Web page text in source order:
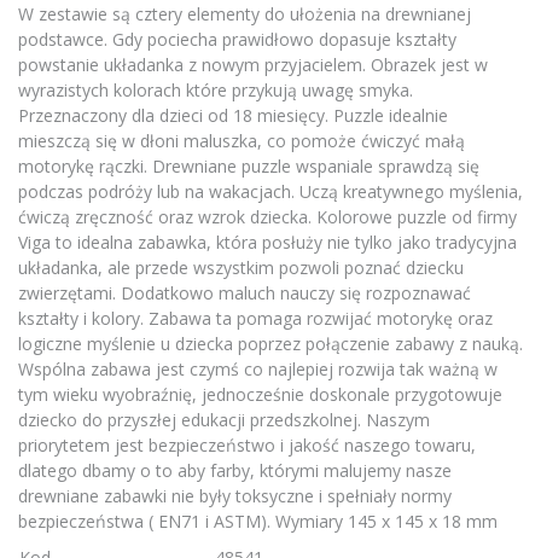
W zestawie są cztery elementy do ułożenia na drewnianej
podstawce. Gdy pociecha prawidłowo dopasuje kształty
powstanie układanka z nowym przyjacielem. Obrazek jest w
wyrazistych kolorach które przykują uwagę smyka.
Przeznaczony dla dzieci od 18 miesięcy. Puzzle idealnie
mieszczą się w dłoni maluszka, co pomoże ćwiczyć małą
motorykę rączki. Drewniane puzzle wspaniale sprawdzą się
podczas podróży lub na wakacjach. Uczą kreatywnego myślenia,
ćwiczą zręczność oraz wzrok dziecka. Kolorowe puzzle od firmy
Viga to idealna zabawka, która posłuży nie tylko jako tradycyjna
układanka, ale przede wszystkim pozwoli poznać dziecku
zwierzętami. Dodatkowo maluch nauczy się rozpoznawać
kształty i kolory. Zabawa ta pomaga rozwijać motorykę oraz
logiczne myślenie u dziecka poprzez połączenie zabawy z nauką.
Wspólna zabawa jest czymś co najlepiej rozwija tak ważną w
tym wieku wyobraźnię, jednocześnie doskonale przygotowuje
dziecko do przyszłej edukacji przedszkolnej. Naszym
priorytetem jest bezpieczeństwo i jakość naszego towaru,
dlatego dbamy o to aby farby, którymi malujemy nasze
drewniane zabawki nie były toksyczne i spełniały normy
bezpieczeństwa ( EN71 i ASTM). Wymiary 145 x 145 x 18 mm